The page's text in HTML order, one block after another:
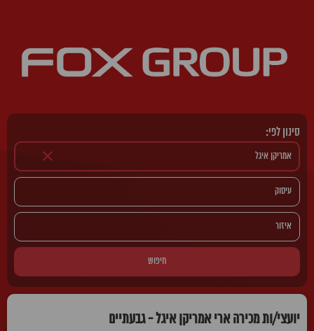
סינון לפי:
חיפוש
יועצי/ות מכירה ארי אמריקן איגל - גבעתיים